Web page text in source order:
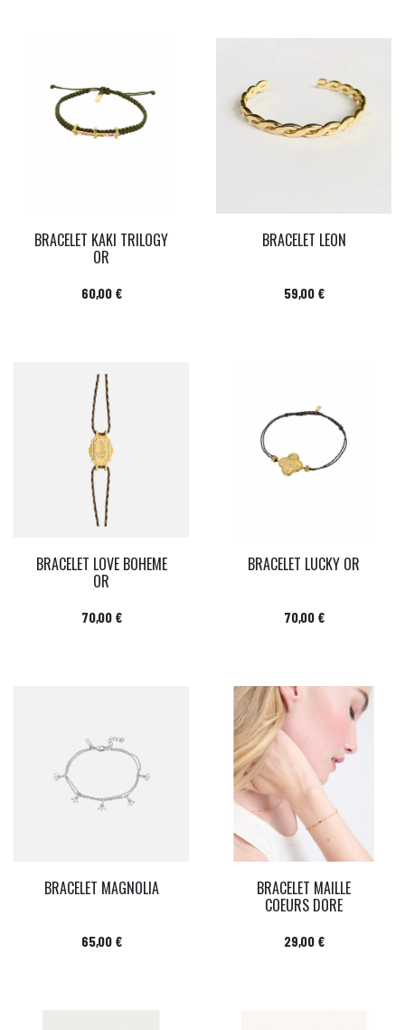
BRACELET KAKI TRILOGY
OR
Prix
60,00 €
BRACELET LEON
Prix
59,00 €
BRACELET LOVE BOHEME
OR
Prix
70,00 €
BRACELET LUCKY OR
Prix
70,00 €
BRACELET MAGNOLIA
Prix
65,00 €
BRACELET MAILLE
COEURS DORE
Prix
29,00 €